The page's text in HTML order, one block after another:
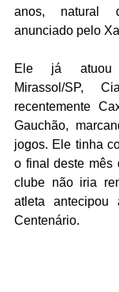
anos, natural
anunciado pelo
Ele já atuou
Mirassol/SP,
recentemente
Gauchão,
jogos. Ele tinha
o final deste mês
clube não iria
atleta
Centenário.